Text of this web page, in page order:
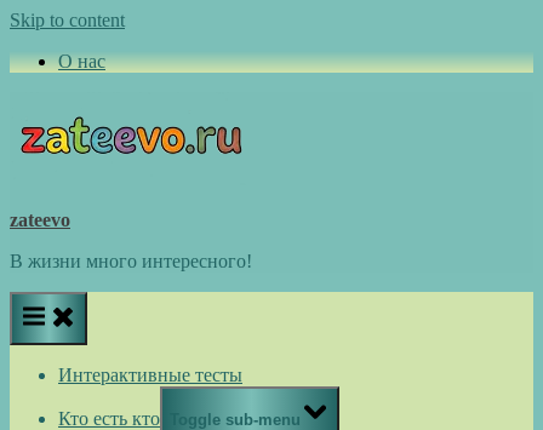
Skip to content
О нас
zateevo
В жизни много интересного!
Интерактивные тесты
Кто есть кто Toggle sub-menu